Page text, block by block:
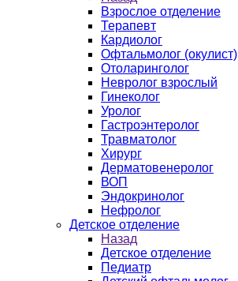
Взрослое отделение
Терапевт
Кардиолог
Офтальмолог (окулист)
Отоларинголог
Невролог взрослый
Гинеколог
Уролог
Гастроэнтеролог
Травматолог
Хирург
Дерматовенеролог
ВОП
Эндокринолог
Нефролог
Детское отделение
Назад
Детское отделение
Педиатр